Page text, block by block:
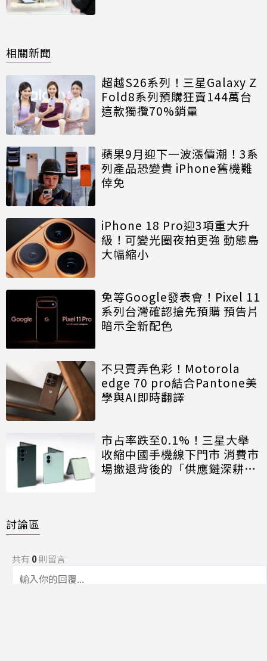
相關新聞
超越S26系列！三星Galaxy Z
Fold8系列預購狂賣144萬台
這款獨攬70%銷量
蘋果9月迎下一波漲價潮！3系
列產品恐變貴 iPhone舊機難
倖免
iPhone 18 Pro迎3項重大升
級！可變光圈夜拍更強 動態島
大幅縮小
免等Google發表會！Pixel 11
系列台灣確認搶先預購 預告片
暗示全新配色
不只賣弄色彩！Motorola
edge 70 pro結合Pantone美
學與AI即時翻譯
市占率跌至0.1%！三星大舉
收縮中國手機線下門市 消費市
場撤退背後的「供應鏈深耕」
討論區
共有 0則留言